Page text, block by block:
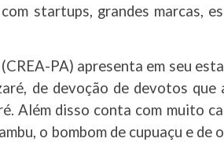
startups, grandes marcas,
PA) apresenta em seu
de devoção de devotos que
Além disso conta com muito
o bombom de cupuaçu e